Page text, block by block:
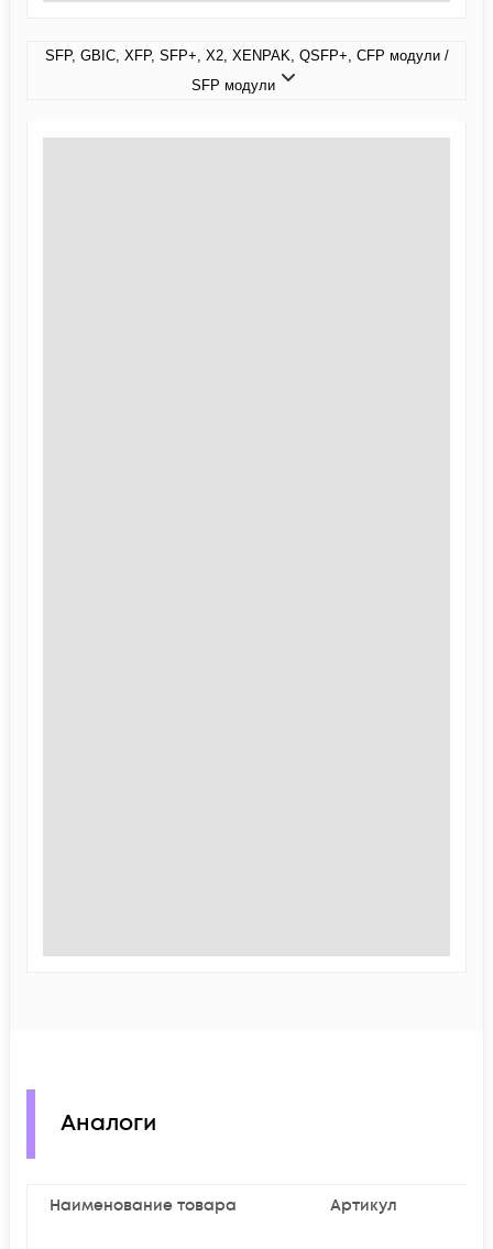
SFP, GBIC, XFP, SFP+, X2, XENPAK, QSFP+, CFP модули /
SFP модули
Аналоги
Наименование товара Артикул